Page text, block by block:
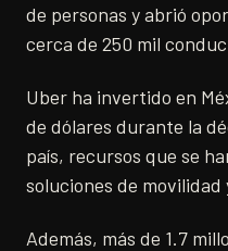
de personas y abrió
cerca de 250 mil
Uber ha invertido en
de dólares durante la
país, recursos que se
soluciones de
Además, más de 1.7